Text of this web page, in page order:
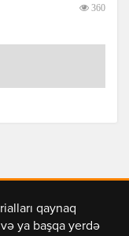
360
qaynaq
ya başqa yerdə